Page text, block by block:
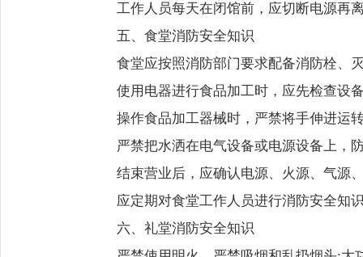
工作人员每天在闭馆前，应切断电源再
五、食堂消防安全知识
食堂应按照消防部门要求配备消防栓、
使用电器进行食品加工时，应先检查设
操作食品加工器械时，严禁将手伸进运
严禁把水洒在电气设备或电源设备上，
结束营业后，应确认电源、火源、气源
应定期对食堂工作人员进行消防安全知
六、礼堂消防安全知识